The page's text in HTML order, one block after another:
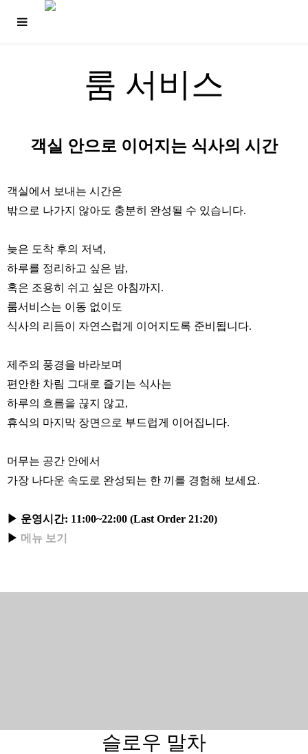
룸 서비스
객실 안으로 이어지는 식사의 시간
객실에서 보내는 시간은
밖으로 나가지 않아도 충분히 완성될 수 있습니다.
늦은 도착 후의 저녁,
하루를 정리하고 싶은 밤,
혹은 조용히 쉬고 싶은 아침까지.
룸서비스는 이동 없이도
식사의 리듬이 자연스럽게 이어지도록 준비됩니다.
제주의 풍경을 바라보며
편안한 차림 그대로 즐기는 식사는
하루의 흐름을 끊지 않고,
휴식의 마지막 장면으로 부드럽게 이어집니다.
머무는 공간 안에서
가장 나다운 속도로 완성되는 한 끼를 경험해 보세요.
▶ 운영시간: 11:00~22:00 (Last Order 21:20)
▶ 메뉴 보기
슬로우 말차